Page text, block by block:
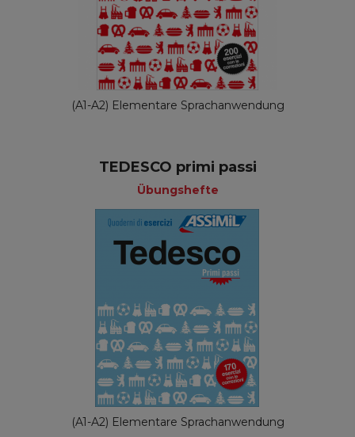
(A1-A2) Elementare Sprachanwendung
TEDESCO primi passi
Übungshefte
(A1-A2) Elementare Sprachanwendung